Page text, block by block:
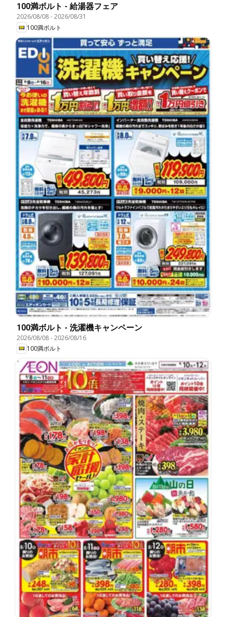
100満ボルト - 給湯器フェア
2026/08/08-2026/08/31
100満ボルト
100満ボルト - 洗濯機キャンペーン
2026/08/08-2026/08/16
100満ボルト